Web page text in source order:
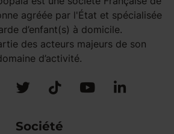
agréée par l'État et spécialisée
d’enfant(s) à domicile.
des acteurs majeurs de son
d’activité.
Société